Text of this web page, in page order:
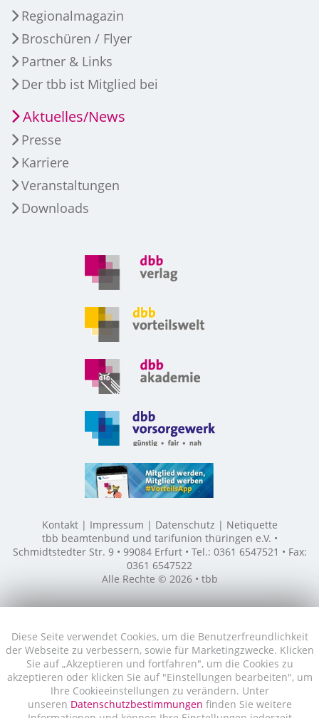
Diese Seite verwendet Cookies, um die Benutzerfreundlichkeit
der Webseite zu verbessern, sowie für Marketingzwecke. Klicken
Sie auf „Akzeptieren und fortfahren", um die Cookies zu
akzeptieren oder klicken Sie auf "Einstellungen bearbeiten", um
Ihre Cookieeinstellungen zu verändern. Unter
unseren Datenschutzbestimmungen finden Sie weitere
Regionalmagazin
Broschüren / Flyer
Partner & Links
Der tbb ist Mitglied bei
Aktuelles/News
Presse
Karriere
Veranstaltungen
Downloads
Kontakt Impressum Datenschutz
Netiquette
tbb beamtenbund und tarifunion thüringen e.V. •
Schmidtstedter Str. 9 • 99084 Erfurt • Tel.: 0361 6547521 • Fax:
0361 6547522
Alle Rechte © 2026 • tbb